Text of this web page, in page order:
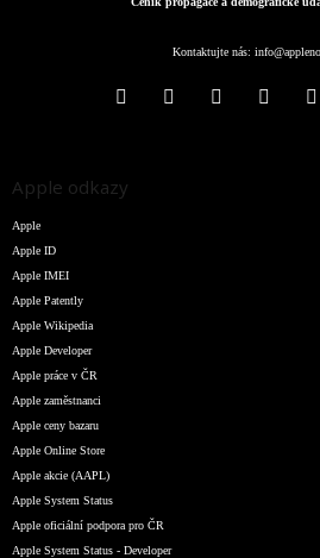
Kontaktujte nás:
Apple odkazy
Apple
Apple ID
Apple IMEI
Apple Patently
Apple Wikipedia
Apple Developer
Apple práce v ČR
Apple zaměstnanci
Apple ceny bazaru
Apple Online Store
Apple akcie (AAPL)
Apple System Status
Apple oficiální podpora pro ČR
Apple System Status - Developer